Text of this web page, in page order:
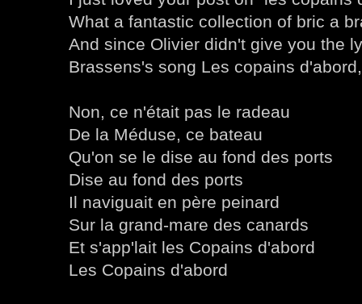
What a fantastic collection of bric a
And since Olivier didn't give you the
Brassens's song Les copains
Non, ce n'était pas le radeau
De la Méduse, ce bateau
Qu'on se le dise au fond des ports
Dise au fond des ports
Il naviguait en père peinard
Sur la grand-mare des canards
Et s'app'lait les Copains d'abord
Les Copains d'abord